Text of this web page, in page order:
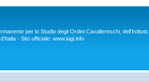
per lo Studio degli Ordini Cavallereschi, dell’Istituto
- Sito ufficiale: www.iagi.info